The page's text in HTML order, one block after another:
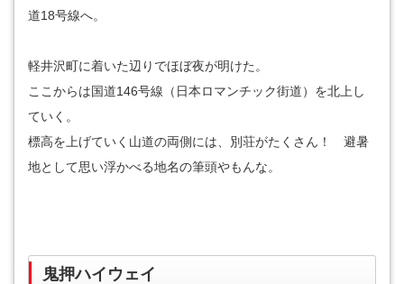
道18号線へ。
軽井沢町に着いた辺りでほぼ夜が明けた。
ここからは国道146号線（日本ロマンチック街道）を北上し
ていく。
標高を上げていく山道の両側には、別荘がたくさん！ 避暑
地として思い浮かべる地名の筆頭やもんな。
鬼押ハイウェイ